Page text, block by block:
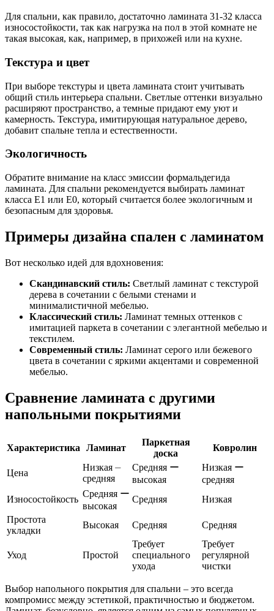
Для спальни, как правило, достаточно ламината 31-32 класса
износостойкости, так как нагрузка на пол в этой комнате не
такая высокая, как, например, в прихожей или на кухне.
Текстура и цвет
При выборе текстуры и цвета ламината стоит учитывать
общий стиль интерьера спальни. Светлые оттенки визуально
расширяют пространство, а темные придают ему уют и
камерность. Текстура, имитирующая натуральное дерево,
добавит спальне тепла и естественности.
Экологичность
Обратите внимание на класс эмиссии формальдегида
ламината. Для спальни рекомендуется выбирать ламинат
класса E1 или E0, который считается более экологичным и
безопасным для здоровья.
Примеры дизайна спален с ламинатом
Вот несколько идей для вдохновения:
Скандинавский стиль: Светлый ламинат с текстурой
дерева в сочетании с белыми стенами и
минималистичной мебелью.
Классический стиль: Ламинат темных оттенков с
имитацией паркета в сочетании с элегантной мебелью и
текстилем.
Современный стиль: Ламинат серого или бежевого
цвета в сочетании с яркими акцентами и современной
мебелью.
Сравнение ламината с другими
напольными покрытиями
Характеристика Ламинат
Паркетная
доска
Ковролин
Цена
Низкая ⏤
средняя
Средняя ー
высокая
Низкая ー
средняя
Износостойкость
Средняя ー
высокая
Средняя
Низкая
Простота
укладки
Высокая Средняя Средняя
Уход Простой
Требует
специального
ухода
Требует
регулярной
чистки
Выбор напольного покрытия для спальни – это всегда
компромисс между эстетикой, практичностью и бюджетом.